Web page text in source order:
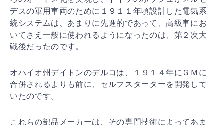
デスの軍用車両のために１９１１年頃設計した電気系
統システムは、あま りに先進的であって、高級車にお
いてさえ一般に使われる ようになったのは、第２次大
戦後だったのです。
オハイオ州デイトンのデルコは、１９１４年にＧＭに
合併されるよりも前に、セルフスターターを開発して
いたのです。
これらの部品メーカーは、その専門技術によってあま